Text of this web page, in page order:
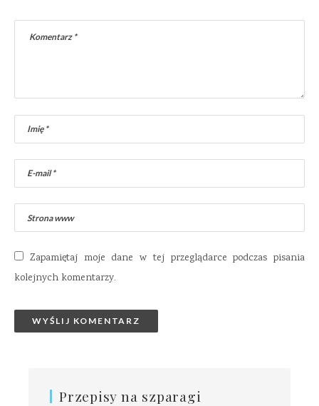
Zapamiętaj moje dane w tej przeglądarce podczas pisania
kolejnych komentarzy.
Przepisy na szparagi